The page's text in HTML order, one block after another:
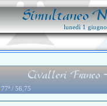
Simultaneo
lunedì 1
Civalleri
77ª / 56,75